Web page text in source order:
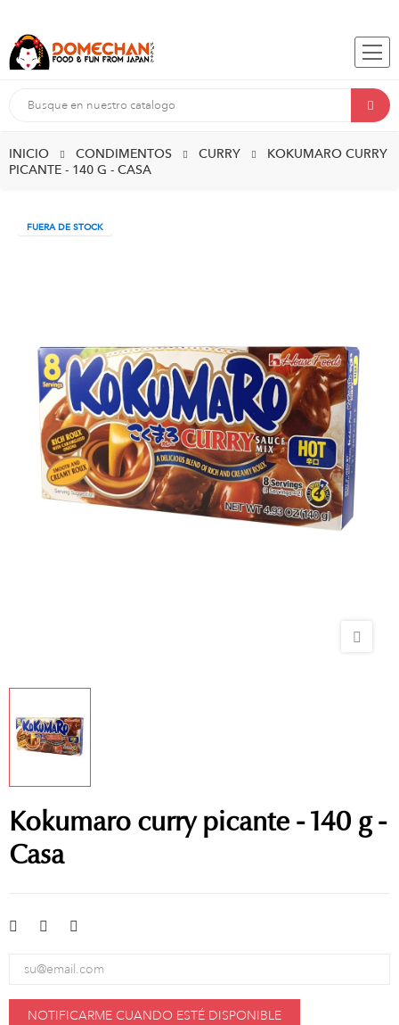
INICIO CONDIMENTOS CURRY
KOKUMARO CURRY
PICANTE - 140 G - CASA
FUERA DE STOCK
Kokumaro curry picante - 140 g -
Casa
NOTIFICARME CUANDO ESTÉ DISPONIBLE